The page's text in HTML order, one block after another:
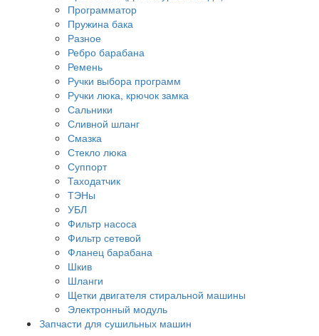
Программатор
Пружина бака
Разное
Ребро барабана
Ремень
Ручки выбора программ
Ручки люка, крючок замка
Сальники
Сливной шланг
Смазка
Стекло люка
Суппорт
Таходатчик
ТЭНы
УБЛ
Фильтр насоса
Фильтр сетевой
Фланец барабана
Шкив
Шланги
Щетки двигателя стиральной машины
Электронный модуль
Запчасти для сушильных машин